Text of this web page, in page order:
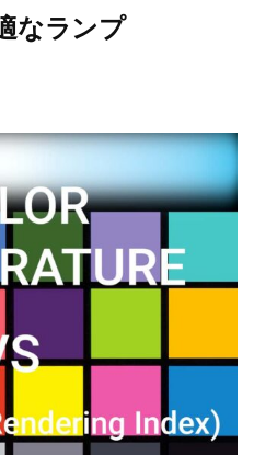
なランプ